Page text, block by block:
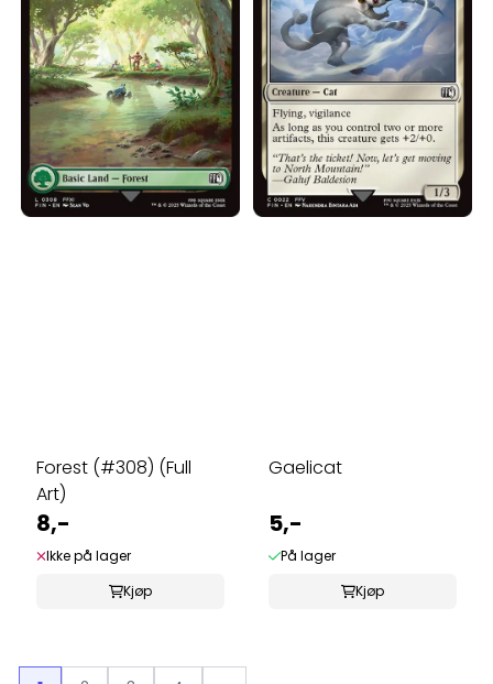
Forest (#308) (Full
Art)
8,-
Ikke på lager
Kjøp
Gaelicat
5,-
På lager
Kjøp